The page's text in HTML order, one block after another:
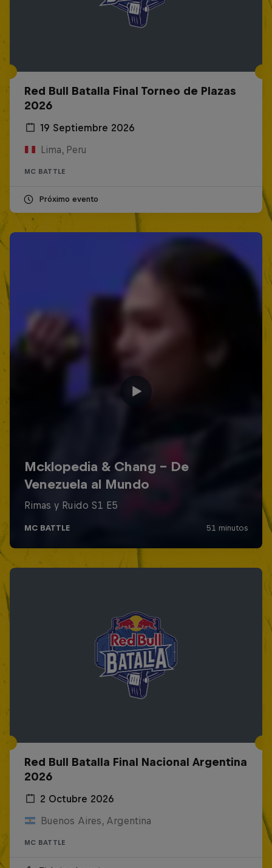
Red Bull Batalla Final Torneo de Plazas
2026
19 Septiembre 2026
Lima, Peru
MC BATTLE
Próximo evento
Red Bull Batalla Final Nacional Argentina
2026
2 Octubre 2026
Buenos Aires, Argentina
MC BATTLE